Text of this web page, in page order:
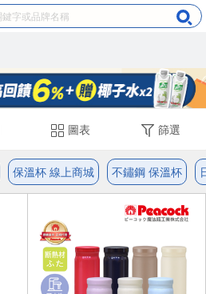
圖表 篩選
保溫杯 線上商城 不鏽鋼 保溫杯